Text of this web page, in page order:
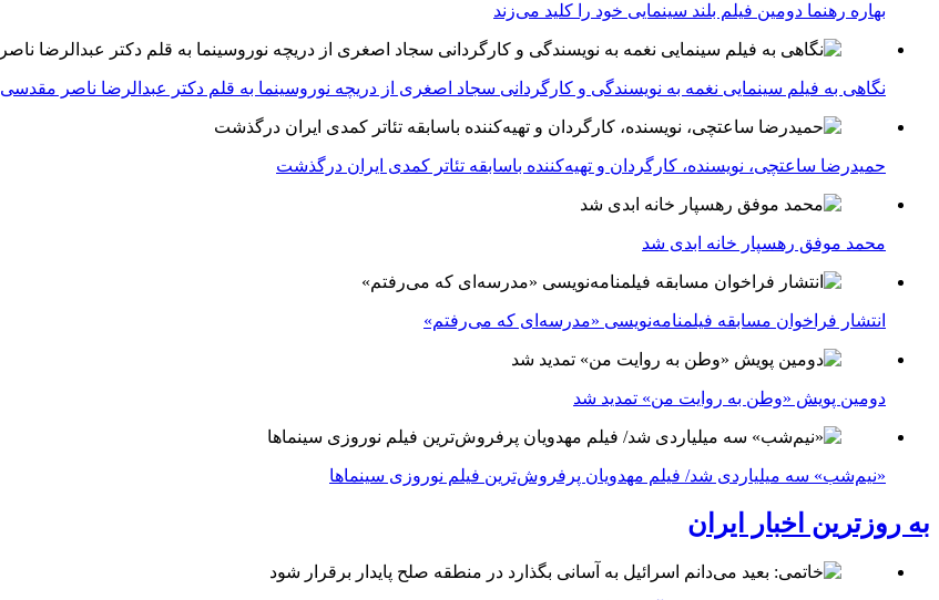
بهاره رهنما دومین فیلم بلند سینمایی خود را کلید می‌زند
نگاهی به فیلم سینمایی نغمه به نویسندگی و کارگردانی سجاد اصغری از دریچه نوروسینما به قلم دکتر عبدالرضا ناصر مقدسی
حمیدرضا ساعتچی، نویسنده، کارگردان و تهیه‌کننده باسابقه تئاتر کمدی ایران درگذشت
محمد موفق رهسپار خانه ابدی شد
انتشار فراخوان مسابقه فیلمنامه‌نویسی «مدرسه‌ای که می‌رفتم»
دومین پویش «وطن به روایت من» تمدید شد
«نیم‌شب» سه میلیاردی شد/ فیلم مهدویان پرفروش‌ترین فیلم نوروزی سینماها
به روزترین اخبار ایران